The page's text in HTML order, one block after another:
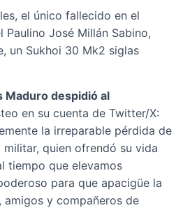
el único fallecido en el
Paulino José Millán Sabino,
un Sukhoi 30 Mk2 siglas
Maduro despidió al
en su cuenta de Twitter/X:
la irreparable pérdida de
quien ofrendó su vida
tiempo que elevamos
para que apacigüe la
amigos y compañeros de